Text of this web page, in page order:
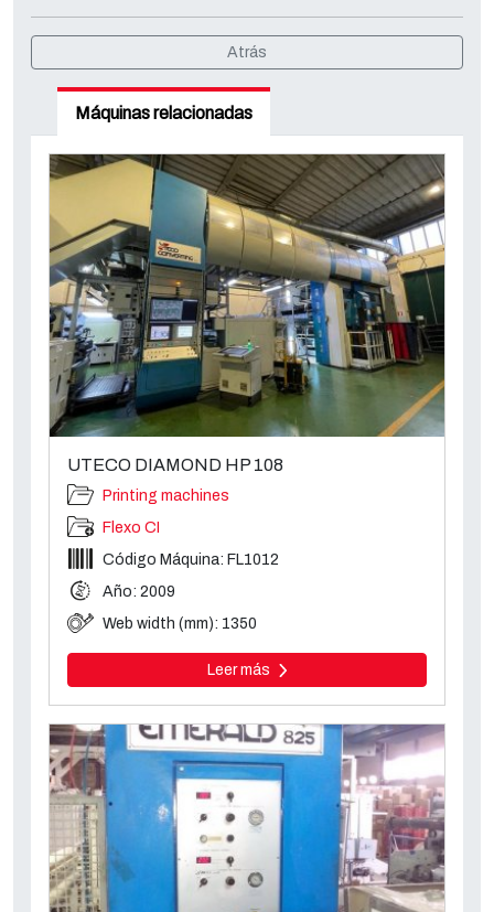
Atrás
Máquinas relacionadas
UTECO DIAMOND HP 108
Printing machines
Flexo CI
Código Máquina: FL1012
Año: 2009
Web width (mm): 1350
Leer más